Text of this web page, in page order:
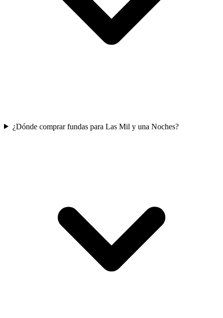
¿Dónde comprar fundas para Las Mil y una Noches?